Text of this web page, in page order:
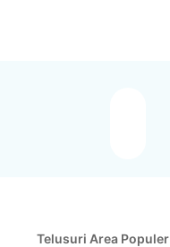
Telusuri Area